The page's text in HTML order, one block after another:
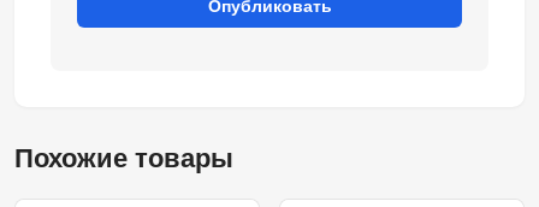
Опубликовать
Похожие товары